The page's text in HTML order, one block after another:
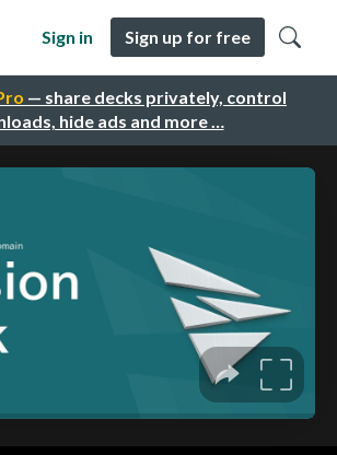
— share decks privately, control
hide ads and more …
Sign in Sign up for free